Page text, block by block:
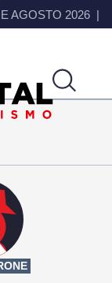
AGOSTO 2026